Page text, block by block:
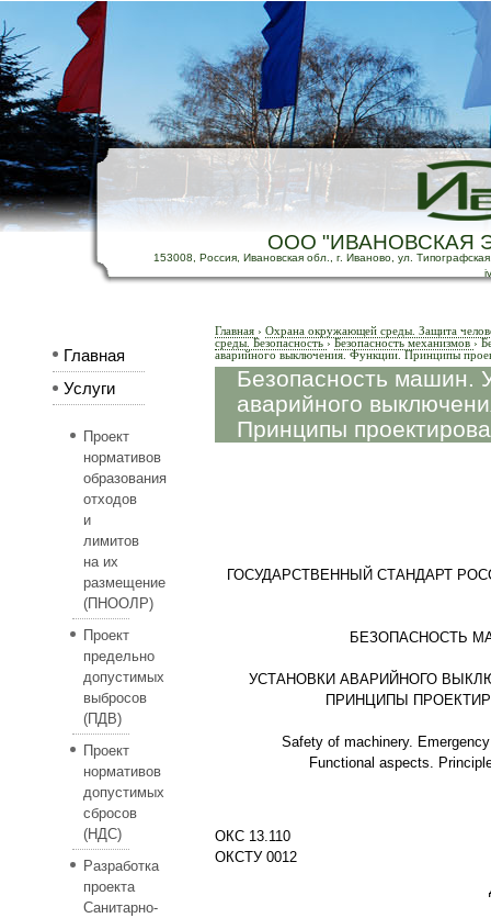
ООО "ИВАНОВСКАЯ
153008, Россия, Ивановская обл., г. Иваново, ул.
Главная
Услуги
Проект
нормативов
образования
отходов
и
лимитов
на их
размещение
(ПНООЛР)
Проект
предельно
допустимых
выбросов
(ПДВ)
Проект
нормативов
допустимых
сбросов
(НДС)
Разработка
проекта
Санитарно-
Главная › Охрана окружающей среды. Защита
среды. Безопасность › Безопасность механизмов ›
аварийного выключения. Функции. Принципы
Безопасность машин.
аварийного
Принципы
ГОСУДАРСТВЕННЫЙ СТАНДАРТ
БЕЗОПАСНОСТЬ
УСТАНОВКИ АВАРИЙНОГО
ПРИНЦИПЫ
Safety of machinery.
Functional aspects.
ОКС 13.110
ОКСТУ 0012